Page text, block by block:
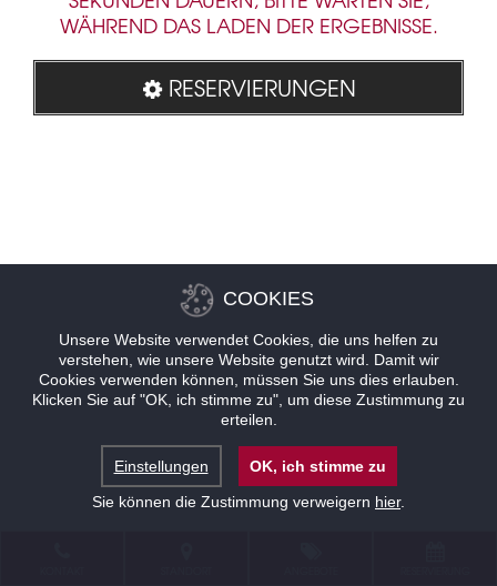
WÄHREND DAS LADEN DER ERGEBNISSE.
RESERVIERUNGEN
COOKIES
Unsere Website verwendet Cookies, die uns helfen zu
verstehen, wie unsere Website genutzt wird. Damit wir
Cookies verwenden können, müssen Sie uns dies erlauben.
Klicken Sie auf "OK, ich stimme zu", um diese Zustimmung zu
erteilen.
Einstellungen
OK, ich stimme zu
Sie können die Zustimmung verweigern hier.